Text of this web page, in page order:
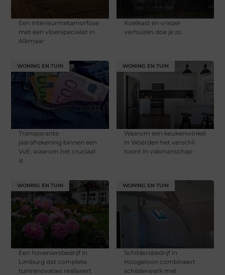
Een interieurmetamorfose
met een vloerspecialist in
Alkmaar
Koelkast en vriezer
verhuizen doe je zo
WONING EN TUIN
Transparante
jaarafrekening binnen een
VvE: waarom het cruciaal
is
WONING EN TUIN
Waarom een keukenwinkel
in Woerden het verschil
toont in vakmanschap
WONING EN TUIN
Een hoveniersbedrijf in
Limburg dat complete
tuinrenovaties realiseert
WONING EN TUIN
Schildersbedrijf in
Hoogeloon combineert
schilderwerk met